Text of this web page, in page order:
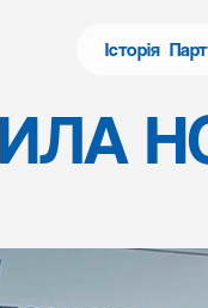
Історія